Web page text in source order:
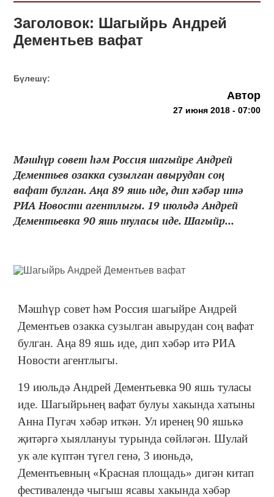
Заголовок: Шагыйрь Андрей
Дементьев вафат
Бүлешү:
Автор
27 июня 2018 - 07:00
Мәшһүр совет һәм Россия шагыйре Андрей
Дементьев озакка сузылган авырудан соң
вафат булган. Аңа 89 яшь иде, дип хәбәр итә
РИА Новости агентлыгы. 19 июльдә Андрей
Дементьевка 90 яшь туласы иде. Шагыйр...
Мәшһүр совет һәм Россия шагыйре Андрей
Дементьев озакка сузылган авырудан соң вафат
булган. Аңа 89 яшь иде, дип хәбәр итә РИА
Новости агентлыгы.
19 июльдә Андрей Дементьевка 90 яшь туласы
иде. Шагыйрьнең вафат булуы хакында хатыны
Анна Пугач хәбәр иткән. Ул иренең 90 яшькә
җитәргә хыяллануы турында сөйләгән. Шулай
ук әле күптән түгел генә, 3 июньдә,
Дементьевның «Красная площадь» дигән китап
фестивалендә чыгыш ясавы хакында хәбәр